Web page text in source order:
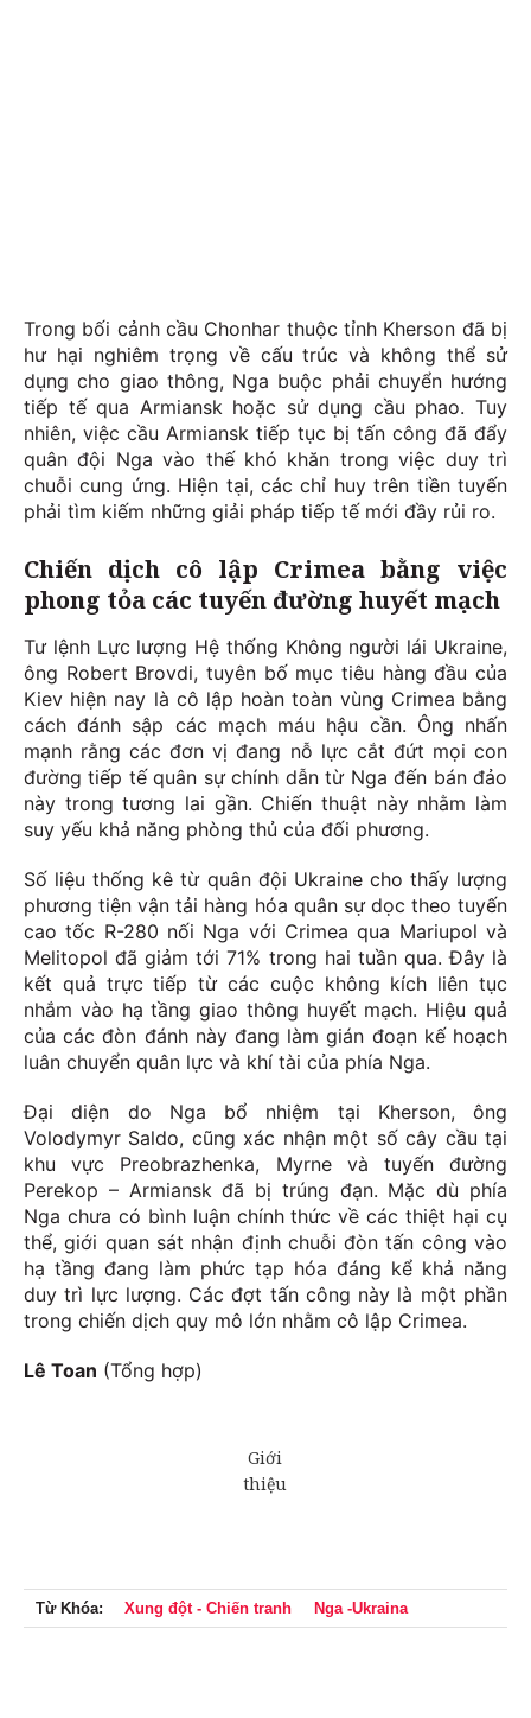
Trong bối cảnh cầu Chonhar thuộc tỉnh Kherson đã bị
hư hại nghiêm trọng về cấu trúc và không thể sử
dụng cho giao thông, Nga buộc phải chuyển hướng
tiếp tế qua Armiansk hoặc sử dụng cầu phao. Tuy
nhiên, việc cầu Armiansk tiếp tục bị tấn công đã đẩy
quân đội Nga vào thế khó khăn trong việc duy trì
chuỗi cung ứng. Hiện tại, các chỉ huy trên tiền tuyến
phải tìm kiếm những giải pháp tiếp tế mới đầy rủi ro.
Chiến dịch cô lập Crimea bằng việc
phong tỏa các tuyến đường huyết mạch
Tư lệnh Lực lượng Hệ thống Không người lái Ukraine,
ông Robert Brovdi, tuyên bố mục tiêu hàng đầu của
Kiev hiện nay là cô lập hoàn toàn vùng Crimea bằng
cách đánh sập các mạch máu hậu cần. Ông nhấn
mạnh rằng các đơn vị đang nỗ lực cắt đứt mọi con
đường tiếp tế quân sự chính dẫn từ Nga đến bán đảo
này trong tương lai gần. Chiến thuật này nhằm làm
suy yếu khả năng phòng thủ của đối phương.
Số liệu thống kê từ quân đội Ukraine cho thấy lượng
phương tiện vận tải hàng hóa quân sự dọc theo tuyến
cao tốc R-280 nối Nga với Crimea qua Mariupol và
Melitopol đã giảm tới 71% trong hai tuần qua. Đây là
kết quả trực tiếp từ các cuộc không kích liên tục
nhắm vào hạ tầng giao thông huyết mạch. Hiệu quả
của các đòn đánh này đang làm gián đoạn kế hoạch
luân chuyển quân lực và khí tài của phía Nga.
Đại diện do Nga bổ nhiệm tại Kherson, ông
Volodymyr Saldo, cũng xác nhận một số cây cầu tại
khu vực Preobrazhenka, Myrne và tuyến đường
Perekop – Armiansk đã bị trúng đạn. Mặc dù phía
Nga chưa có bình luận chính thức về các thiệt hại cụ
thể, giới quan sát nhận định chuỗi đòn tấn công vào
hạ tầng đang làm phức tạp hóa đáng kể khả năng
duy trì lực lượng. Các đợt tấn công này là một phần
trong chiến dịch quy mô lớn nhằm cô lập Crimea.
Lê Toan (Tổng hợp)
Từ Khóa: Xung đột - Chiến tranh Nga -Ukraina